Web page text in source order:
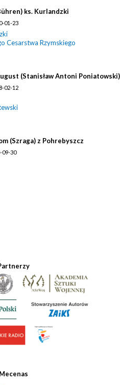
ks. Kurlandzki
01-23
Cesarstwa Rzymskiego
(Stanisław Antoni Poniatowski)
02-12
(Szraga) z Pohrebyszcz
09-30
Mecenas